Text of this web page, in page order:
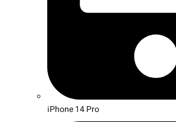
iPhone 14 Pro